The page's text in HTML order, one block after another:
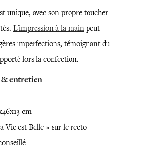
unique, avec son propre toucher
L'impression à la main peut
imperfections, témoignant du
lors la confection.
entretien
cm
Vie est Belle » sur le recto